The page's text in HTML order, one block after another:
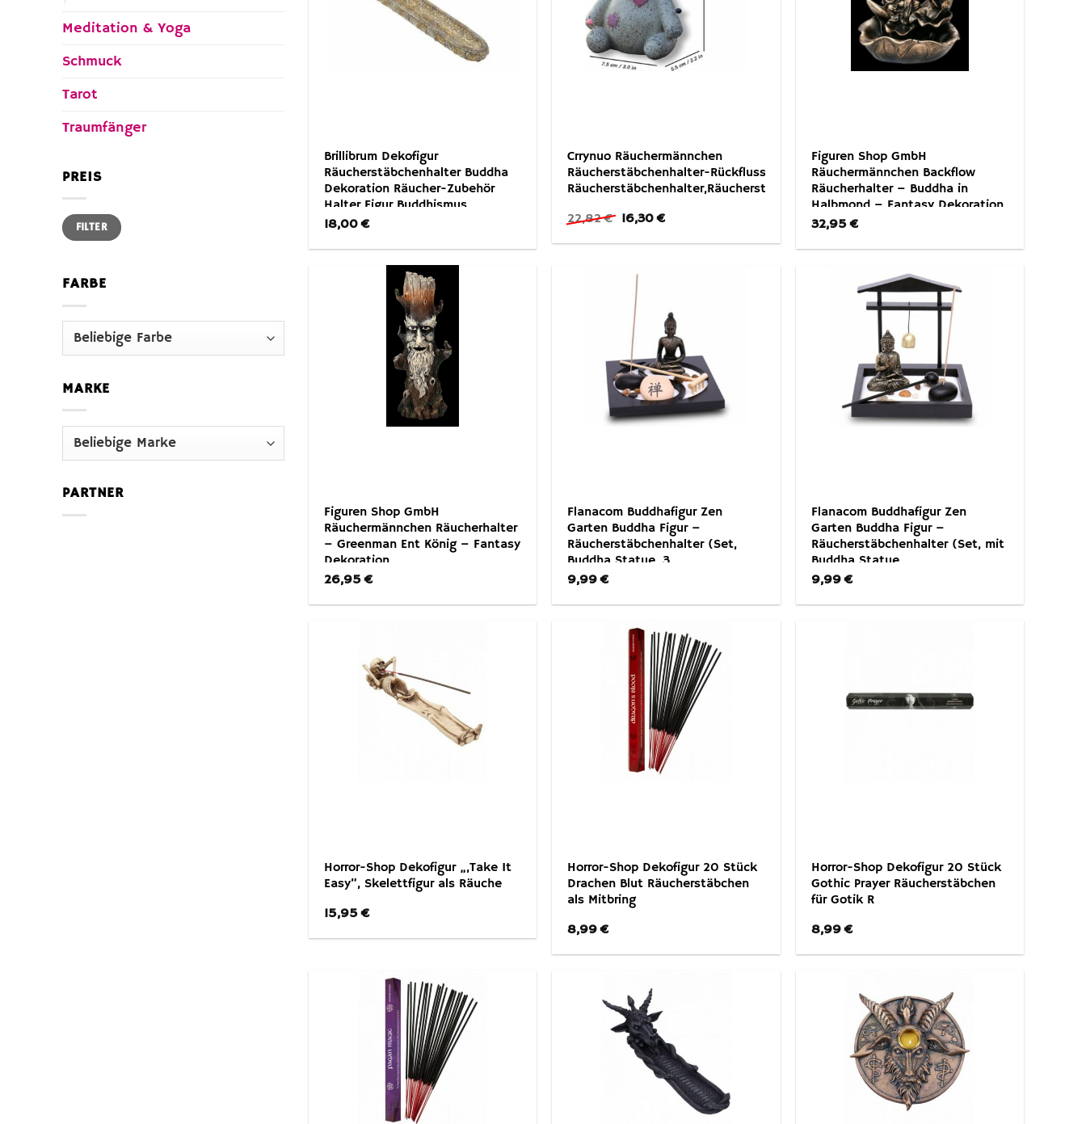
Meditation & Yoga
Schmuck
Tarot
Traumfänger
PREIS
Min.
Preis
Max.
PreisFILTER
FARBE
MARKE
PARTNER
Brillibrum Dekofigur
Räucherstäbchenhalter Buddha
Dekoration Räucher-Zubehör
Halter Figur Buddhismus
Meditation Lotus Tibetisch Gold
18,00€
Crrynuo Räuchermännchen
Räucherstäbchenhalter-Rückfluss
Räucherstäbchenhalter,Räucherstäbchen
22,82€ Ursprünglicher
Preis
war:
16,30€
ist:
Figuren Shop GmbH
Räuchermännchen Backflow
Räucherhalter – Buddha in
Halbmond – Fantasy Dekoration
32,95€
Figuren Shop GmbH
Räuchermännchen Räucherhalter
– Greenman Ent König – Fantasy
Dekoration
26,95€
Flanacom Buddhafigur Zen
Garten Buddha Figur –
Räucherstäbchenhalter (Set,
Buddha Statue, 3
Räucherstäbchen, Sand, Harke,
Esotherik Set
9,99€
Flanacom Buddhafigur Zen
Garten Buddha Figur –
Räucherstäbchenhalter (Set, mit
Buddha Statue,
Räucherstäbchenhalter, 3
Naturholz Esotherik Set
9,99€
Horror-Shop Dekofigur „,Take It
Easy“, Skelettfigur als Räuche
15,95€
Horror-Shop Dekofigur 20 Stück
Drachen Blut Räucherstäbchen
als Mitbring
8,99€
Horror-Shop Dekofigur 20 Stück
Gothic Prayer Räucherstäbchen
für Gotik R
8,99€